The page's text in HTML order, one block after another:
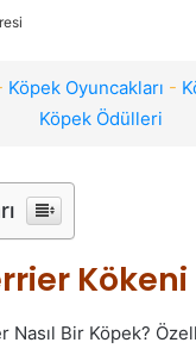
Köpek Oyuncakları -
Köpek Ödülleri
Kökeni